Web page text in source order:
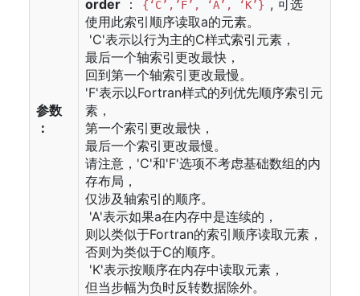
参数
：
order ： {‘C’,’F’, ‘A’, ‘K’} , 可选
使用此索引顺序读取a的元素。
'C'表示以行为主的C样式索引元素，
最后一个轴索引更改最快，
回到第一个轴索引更改最慢。
'F'表示以Fortran样式的列优先顺序索引元
素，
第一个索引更改最快，
最后一个索引更改最慢。
请注意，'C'和'F'选项不考虑基础数组的内
存布局，
仅涉及轴索引的顺序。
'A'表示如果a在内存中是连续的，
则以类似于Fortran的索引顺序读取元素，
否则为类似于C的顺序。
'K'表示按顺序在内存中读取元素，
但当步幅为负时反转数据除外。